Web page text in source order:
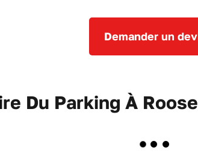
Demander un
Du Parking À